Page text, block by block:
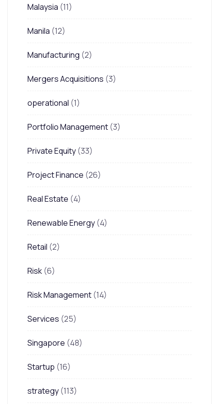
Malaysia (11)
Manila (12)
Manufacturing (2)
Mergers Acquisitions (3)
operational (1)
Portfolio Management (3)
Private Equity (33)
Project Finance (26)
Real Estate (4)
Renewable Energy (4)
Retail (2)
Risk (6)
Risk Management (14)
Services (25)
Singapore (48)
Startup (16)
strategy (113)